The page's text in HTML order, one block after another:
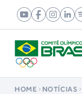
HOME NOTÍCIAS